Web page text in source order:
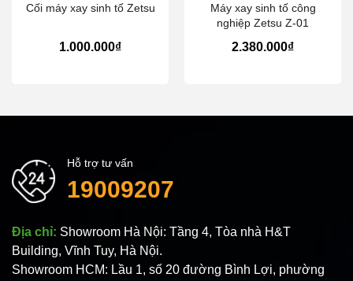
Cối máy xay sinh tố Zetsu
1.000.000₫
Máy xay sinh tố công
nghiệp Zetsu Z-01
2.380.000₫
Hỗ trợ tư vấn
19009207
Địa chỉ: Showroom Hà Nội: Tầng 4, Tòa nhà H&T
Building, Vĩnh Tuy, Hà Nội.
Showroom HCM: Lầu 1, số 20 đường Bình Lợi, phường